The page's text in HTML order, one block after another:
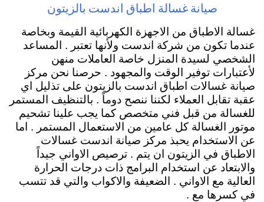
صيانة غسالة اطباق اندست بالزيتون
غسالة الاطباق من الاجهزة الكهربائية القيمة وبخاصة
عندما تكون من شركة اندست ولأنها تعتبر . المساعد
الشخصي لسيدة المنزل خاصة العاملات منهن
لأعتبارات توفير الوقت والمجهود . حرصنا نحن مركز
صيانة غسالات اطباق اندست بالزيتون على تذليل اي
عقبة تقابل العملاء لكننا ننصح دوماً . بالتنظيف المستمر
للغسالة من قبل فني متخصص كما يجب علينا تشحيم
موتور الغسالة كل عامين من الاستعمال المستمر . اما
عن الاستخدام يحبذ مركز صيانة اندست غسالات
الاطباق في الزيتون ان يتم . ترصيص الاواني جيداً
والابتعاد عن استخدام البرامج ذات درجات الحرارة
العالية مع الاواني . الضعيفة والاكواب والتي قد تتسب
في كسرها مع .